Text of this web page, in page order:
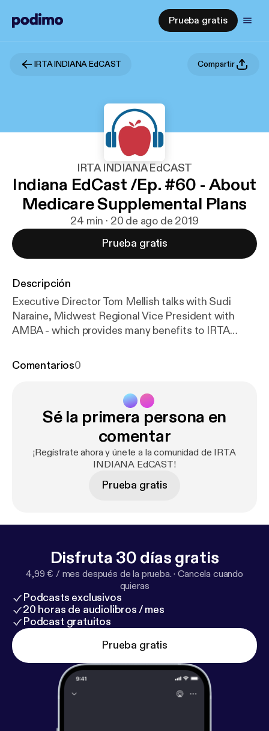
Prueba gratis
IRTA INDIANA EdCAST Compartir
IRTA INDIANA EdCAST
Indiana EdCast /Ep. #60 - About
Medicare Supplemental Plans
24 min · 20 de ago de 2019
Prueba gratis
Descripción
Executive Director Tom Mellish talks with Sudi
Naraine, Midwest Regional Vice President with
AMBA - which provides many benefits to IRTA
supplemental Medicare insurance coverage.
Comentarios0
Sé la primera persona en
comentar
¡Regístrate ahora y únete a la comunidad de IRTA
INDIANA EdCAST!
Prueba gratis
Disfruta 30 días gratis
4,99 € / mes después de la prueba. ·Cancela cuando
quieras
Podcasts exclusivos
20 horas de audiolibros / mes
Podcast gratuitos
Prueba gratis